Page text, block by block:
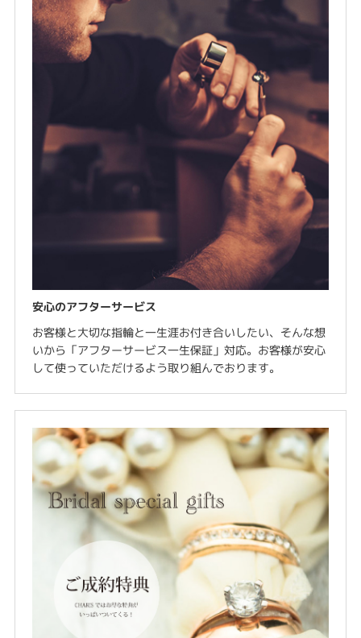
安心のアフターサービス
お客様と大切な指輪と一生涯お付き合いしたい、そんな想
いから「アフターサービス一生保証」対応。お客様が安心
して使っていただけるよう取り組んでおります。